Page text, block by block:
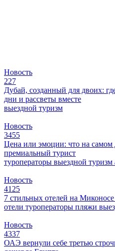
Новость
227
Дубай, созданный для двоих:
дни и рассветы вместе
выездной туризм
Новость
3455
Цена или эмоции: что на
премиальный турист
туроператоры выездной туризм
Новость
4125
7 стильных отелей на Миконосе
отели туроператоры пляжи
Новость
4337
ОАЭ вернули себе третью